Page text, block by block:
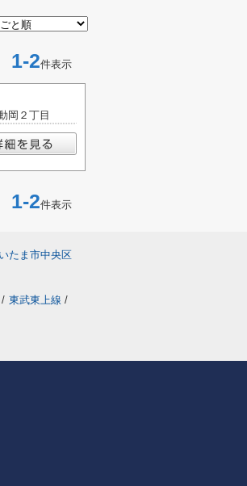
1-2件表示
岡２丁目
1-2件表示
たま市中央区
/ 東武東上線 /